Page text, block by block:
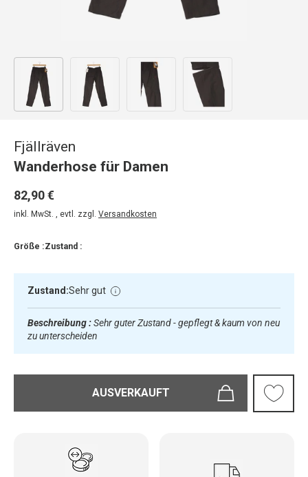
Bild 1 in Galerieansicht laden
Fjällräven
Wanderhose für Damen
82,90 €
inkl. MwSt. , evtl. zzgl. Versandkosten
Größe :Zustand :
Zustand:Sehr gut
Beschreibung :Sehr guter Zustand - gepflegt & kaum von neu
zu unterscheiden
AUSVERKAUFT